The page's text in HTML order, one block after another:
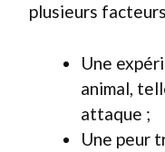
plusieurs
Une
animal,
attaque ;
Une peur